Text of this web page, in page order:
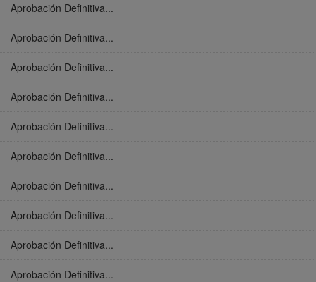
Aprobación Definitiva...
Aprobación Definitiva...
Aprobación Definitiva...
Aprobación Definitiva...
Aprobación Definitiva...
Aprobación Definitiva...
Aprobación Definitiva...
Aprobación Definitiva...
Aprobación Definitiva...
Aprobación Definitiva...